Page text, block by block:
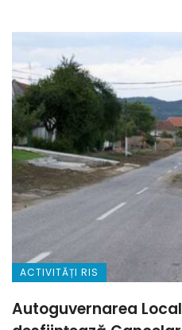
ACTIVITĂȚI RIS
Autoguvernarea